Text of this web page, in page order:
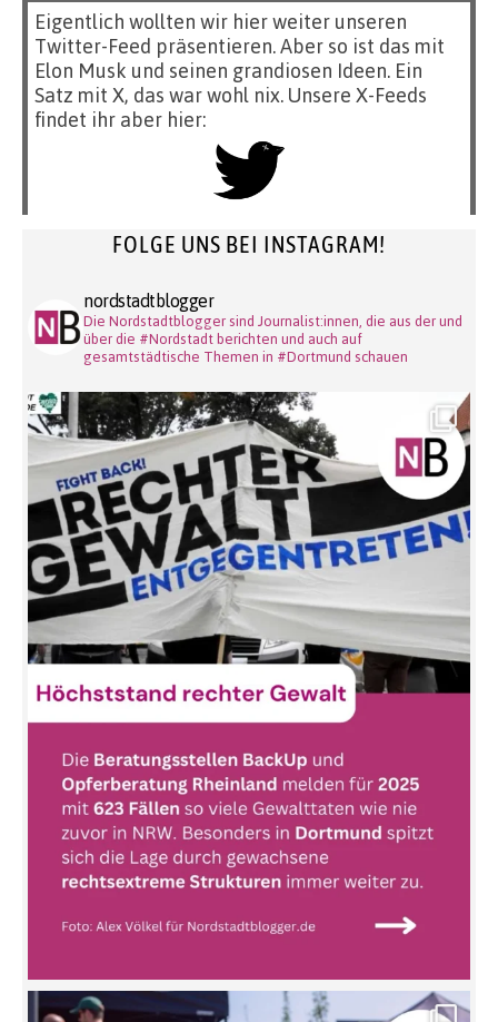
Eigentlich wollten wir hier weiter unseren
Twitter-Feed präsentieren. Aber so ist das mit
Elon Musk und seinen grandiosen Ideen. Ein
Satz mit X, das war wohl nix. Unsere X-Feeds
findet ihr aber hier:
FOLGE UNS BEI INSTAGRAM!
nordstadtblogger
Die Nordstadtblogger sind Journalist:innen, die aus der und
über die #Nordstadt berichten und auch auf
gesamtstädtische Themen in #Dortmund schauen